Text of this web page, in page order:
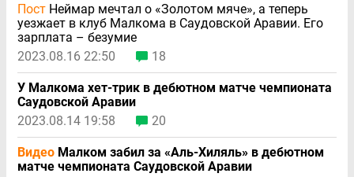
Пост Неймар мечтал о «Золотом мяче», а теперь
уезжает в клуб Малкома в Саудовской Аравии. Его
зарплата – безумие
2023.08.16 22:50
18
У Малкома хет-трик в дебютном матче чемпионата
Саудовской Аравии
2023.08.14 19:58
20
Видео Малком забил за «Аль-Хиляль» в дебютном
матче чемпионата Саудовской Аравии